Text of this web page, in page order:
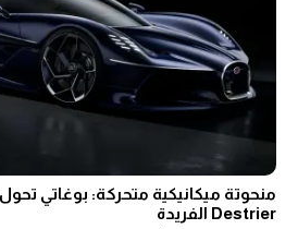
منحوتة ميكانيكية متحركة: بوغاتي
Destrier الفريدة